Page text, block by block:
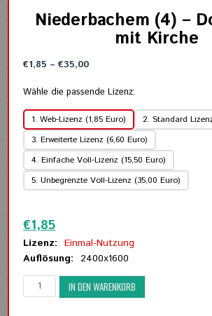
Niederbachem (4) –
mit Kirche
€1,85 –€35,00Preisspanne:
bis
€35,00
Wähle die passende Lizenz:
1. Web-Lizenz (1,85 Euro)
2. Standard
3. Erweiterte Lizenz (6,60 Euro)
4. Einfache Voll-Lizenz (15,50 Euro)
5. Unbegrenzte Voll-Lizenz (35,00 Euro)
€1,85
Lizenz: Einmal-Nutzung
Auflösung: 2400x1600
Niederbachem
(4)
IN DEN WARENKORB